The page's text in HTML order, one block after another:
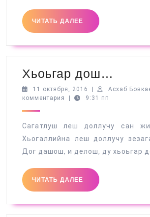
ЧИТАТЬ ДАЛЕЕ
ЧИТАТЬ
ДАЛЕЕ
Хьоьгар дош…
11 октября, 2016 11
октября,
Асхаб
комментария
9:31 пп
Сагатлуш леш доллучу сан
Хьогаллийна леш доллучу
Дог дашош, и делош, ду хьоьгар
ЧИТАТЬ ДАЛЕЕ
ЧИТАТЬ
ДАЛЕЕ